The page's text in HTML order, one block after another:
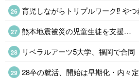
熊本地震被災の児童生徒を支援…
リベラルアーツ5大学、福岡で合同
28卒の就活、開始は早期化・内々定